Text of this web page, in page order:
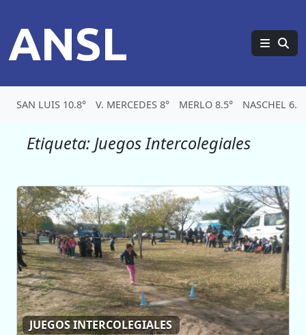
ANSL
SAN LUIS 10.8° V. MERCEDES 8° MERLO 8.5° NASCHEL 6.3°
Etiqueta: Juegos Intercolegiales
JUEGOS INTERCOLEGIALES